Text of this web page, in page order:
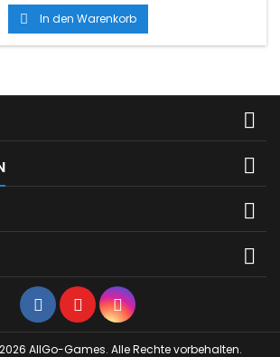
 In den Warenkorb




Facebook
YouTubeInstagram
AllGo-Games. Alle Rechte vorbehalten.